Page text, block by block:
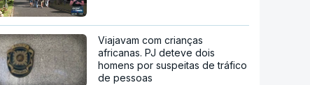
Viajavam com crianças
africanas. PJ deteve dois
homens por suspeitas de tráfico
de pessoas